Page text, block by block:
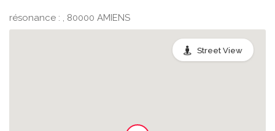
résonance : , 80000 AMIENS
Street View